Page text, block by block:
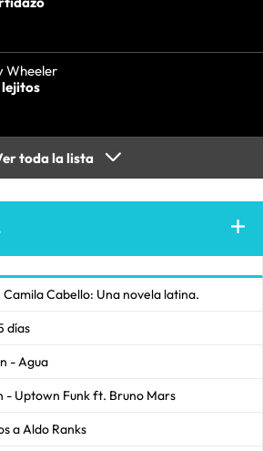
Wheeler
lejitos
toda la lista
Cabello: Una novela latina.
días
- Agua
- Uptown Funk ft. Bruno Mars
a Aldo Ranks